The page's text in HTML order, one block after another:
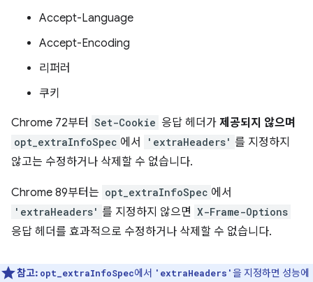
Accept-Language
Accept-Encoding
리퍼러
쿠키
Chrome 72부터 Set-Cookie 응답 헤더가 제공되지 않으며
opt_extraInfoSpec 에서 'extraHeaders' 를 지정하지
않고는 수정하거나 삭제할 수 없습니다.
Chrome 89부터는 opt_extraInfoSpec 에서
'extraHeaders' 를 지정하지 않으면 X-Frame-Options
응답 헤더를 효과적으로 수정하거나 삭제할 수 없습니다.
참고: opt_extraInfoSpec에서 'extraHeaders'을 지정하면 성능에